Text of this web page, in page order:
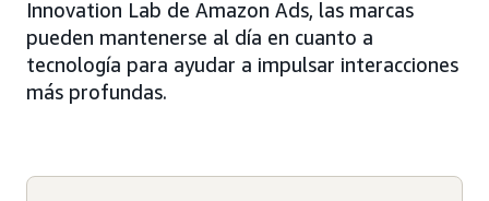
Innovation Lab de Amazon Ads, las marcas
pueden mantenerse al día en cuanto a
tecnología para ayudar a impulsar interacciones
más profundas.